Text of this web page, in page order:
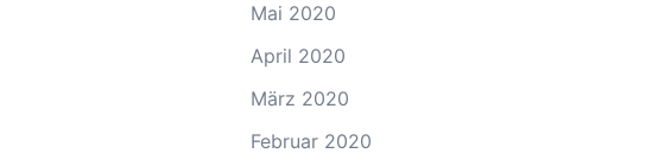
Mai 2020
April 2020
März 2020
Februar 2020